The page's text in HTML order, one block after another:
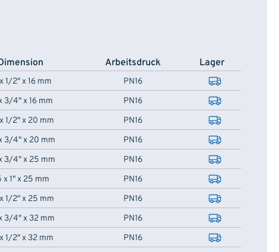
Arbeitsdruck Lager
1/2" x 16 mm
PN16
3/4" x 16 mm
PN16
1/2" x 20 mm
PN16
3/4" x 20 mm
PN16
3/4" x 25 mm
PN16
x 1" x 25 mm
PN16
1/2" x 25 mm
PN16
3/4" x 32 mm
PN16
1/2" x 32 mm
PN16